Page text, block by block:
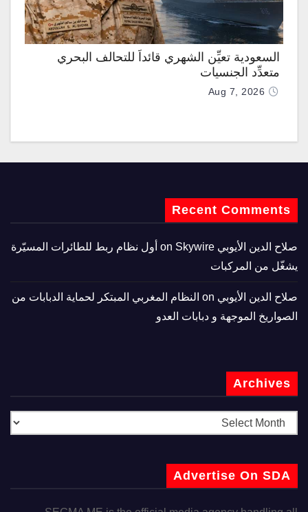
السعودية تعيِّن الشهري قائداً للتحالف البحري
متعدِّد الجنسيات
Aug 7, 2026
Recent Comments
صلاح الدين الأيوبي
Skywire أول نظام ربط للطائرات المسيّرة
يشغّل من المركبات
صلاح الدين الأيوبي
النظام المغربي المبتكر لحماية الدبابات من
الصواريخ الموجهة و دبابات العدو
Archives
Advertise On SDA